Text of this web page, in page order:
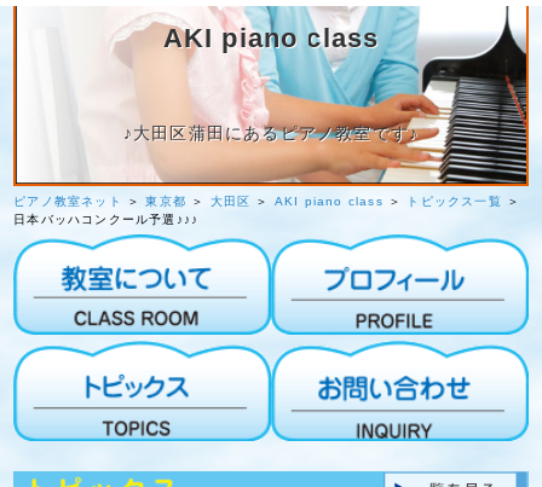
AKI piano class
♪大田区蒲田にあるピアノ教室です♪
ピアノ教室ネット ＞東京都 ＞ 大田区 ＞ AKI piano class ＞ トピックス一覧 ＞
日本バッハコンクール予選♪♪♪